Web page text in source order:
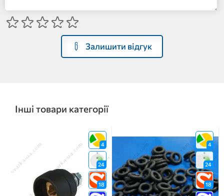
Залишити відгук
Інші товари категорії
4
24
18
4
24
18